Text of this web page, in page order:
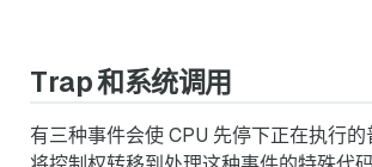
Trap 和系统调用
有三种事件会使 CPU 先停下正在执行的